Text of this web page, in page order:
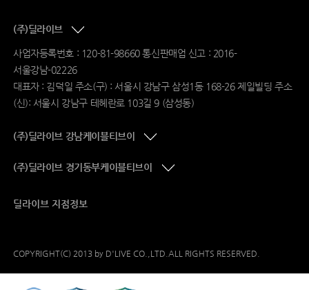
(주)딜라이브
사업자등록번호 : 120-81-98660 통신판매업 신고 : 2016-
서울강남-02226
대표자 : 김덕일 주소(구) : 서울시 강남구 삼성1동 168-26 제일빌딩 주소
(신): 서울시 강남구 테헤란로 103길 9 (삼성동)
(주)딜라이브 강남케이블티브이
(주)딜라이브 경기동부케이블티브이
딜라이브 지점정보
COPYRIGHT(C) 2013 by D'LIVE CO.,LTD.ALL RIGHTS RESERVED.